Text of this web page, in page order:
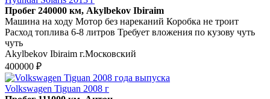
Пробег 240000 км, Akylbekov Ibiraim
Машина на ходу Мотор без нареканий Коробка не троит
Расход топлива 6-8 литров Требует вложения по кузову чуть
чуть
Akylbekov Ibiraim г.Московский
400000 ₽
Volkswagen Tiguan 2008 г